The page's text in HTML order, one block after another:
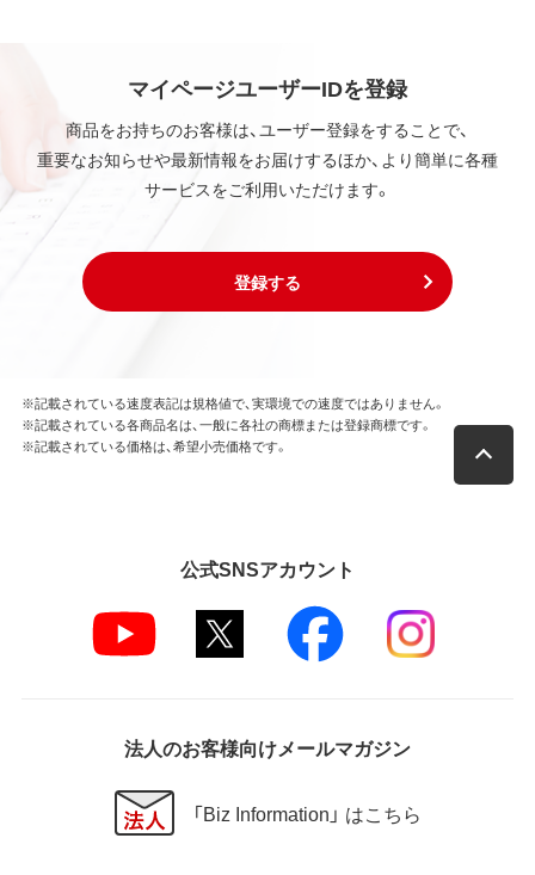
マイページユーザーIDを登録
商品をお持ちのお客様は、ユーザー登録をすることで、
重要なお知らせや最新情報をお届けするほか、より簡単に各種
サービスをご利用いただけます。
登録する
※記載されている速度表記は規格値で、実環境での速度ではありません。
※記載されている各商品名は、一般に各社の商標または登録商標です。
※記載されている価格は、希望小売価格です。
公式SNSアカウント
法人のお客様向けメールマガジン
「Biz Information」 はこちら